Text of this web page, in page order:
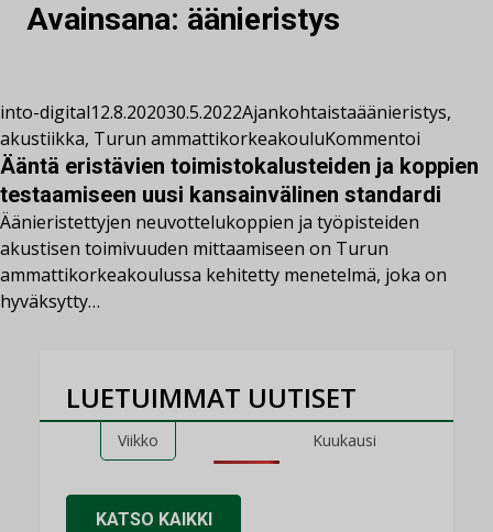
Avainsana: äänieristys
into-digital12.8.202030.5.2022Ajankohtaistaäänieristys,
akustiikka, Turun ammattikorkeakouluKommentoi
Ääntä eristävien toimistokalusteiden ja koppien
testaamiseen uusi kansainvälinen standardi
Äänieristettyjen neuvottelukoppien ja työpisteiden
akustisen toimivuuden mittaamiseen on Turun
ammattikorkeakoulussa kehitetty menetelmä, joka on
hyväksytty…
LUETUIMMAT UUTISET
Viikko Kuukausi
KATSO KAIKKI